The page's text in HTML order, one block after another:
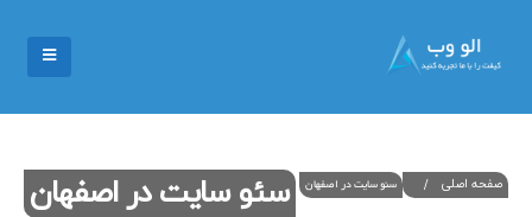
سئو سایت در اصفهان صفحه اصلی سئو سایت در اصفهان